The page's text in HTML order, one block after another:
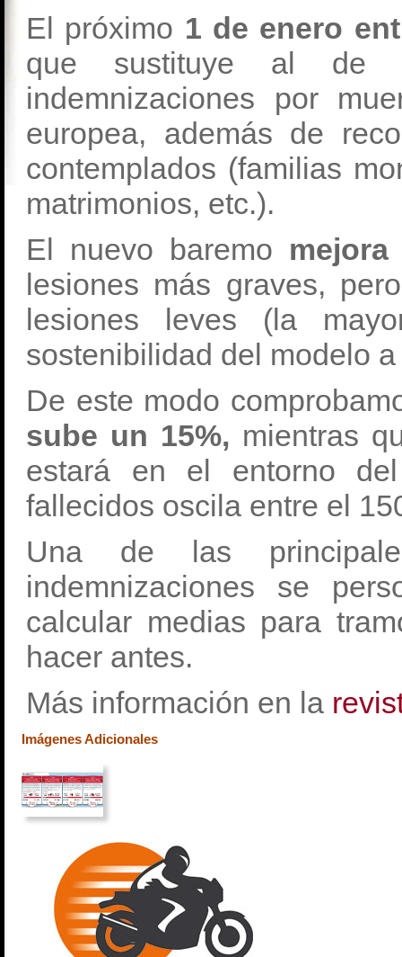
El próximo 1 de enero
que sustituye al de
indemnizaciones por
europea, además de
contemplados (familias
matrimonios, etc.).
El nuevo baremo
lesiones más graves,
lesiones leves (la
sostenibilidad del modelo
De este modo
sube un 15%, mientras
estará en el entorno
fallecidos oscila entre el
Una de las
indemnizaciones se
calcular medias para
hacer antes.
Más información en la
Imágenes Adicionales